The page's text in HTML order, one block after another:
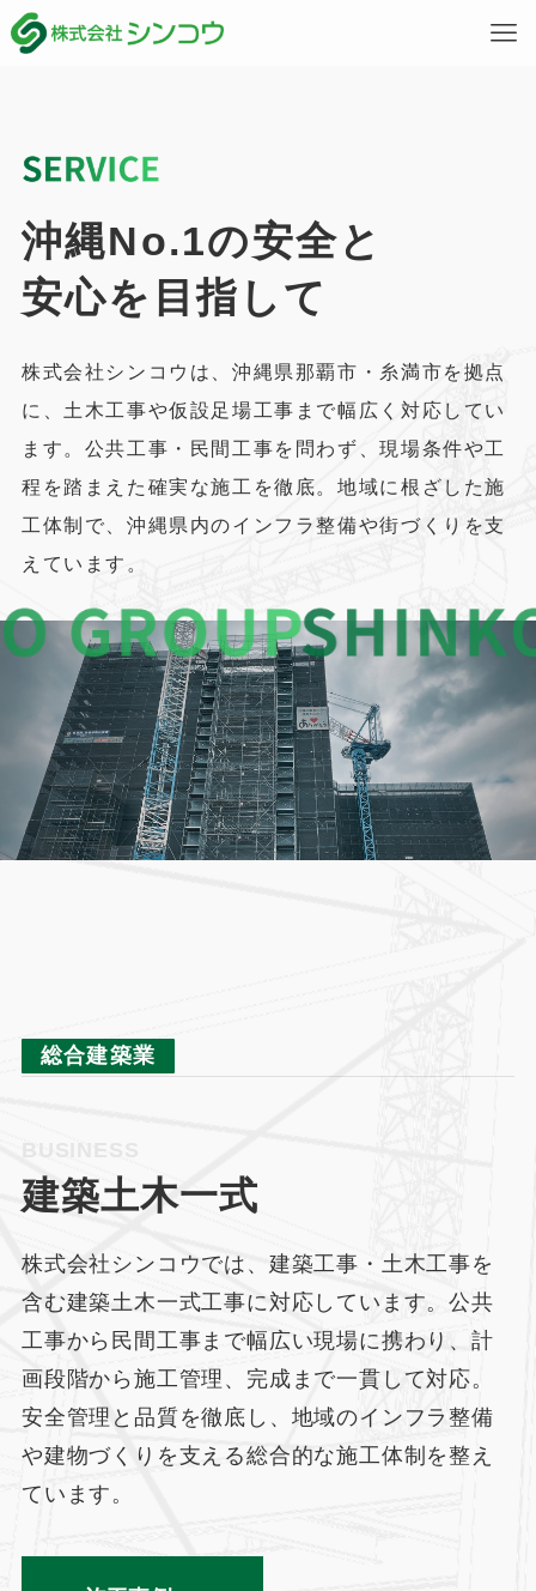
沖縄No.1の安全と
安心を目指して
株式会社シンコウは、沖縄県那覇市・糸満市を拠点
に、土木工事や仮設足場工事まで幅広く対応してい
ます。公共工事・民間工事を問わず、現場条件や工
程を踏まえた確実な施工を徹底。地域に根ざした施
工体制で、沖縄県内のインフラ整備や街づくりを支
えています。
総合建築業
建築土木一式
株式会社シンコウでは、建築工事・土木工事を
含む建築土木一式工事に対応しています。公共
工事から民間工事まで幅広い現場に携わり、計
画段階から施工管理、完成まで一貫して対応。
安全管理と品質を徹底し、地域のインフラ整備
や建物づくりを支える総合的な施工体制を整え
ています。